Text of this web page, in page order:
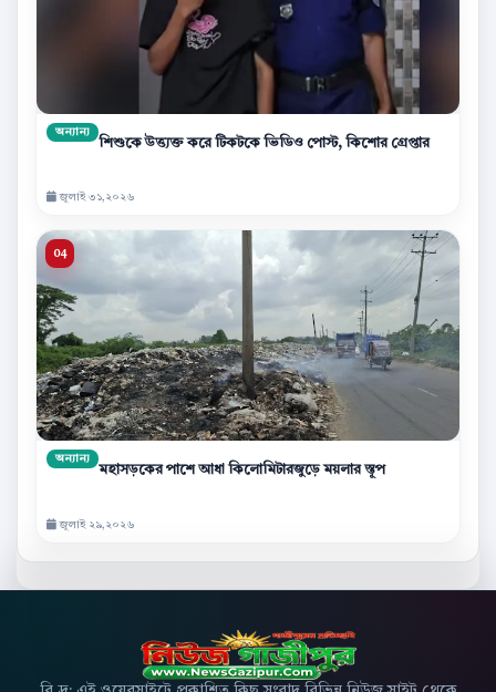
অন্যান্য
শিশুকে উত্ত্যক্ত করে টিকটকে ভিডিও পোস্ট, কিশোর গ্রেপ্তার
জুলাই ৩১,২০২৬
অন্যান্য
মহাসড়কের পাশে আধা কিলোমিটারজুড়ে ময়লার স্তূপ
জুলাই ২৯,২০২৬